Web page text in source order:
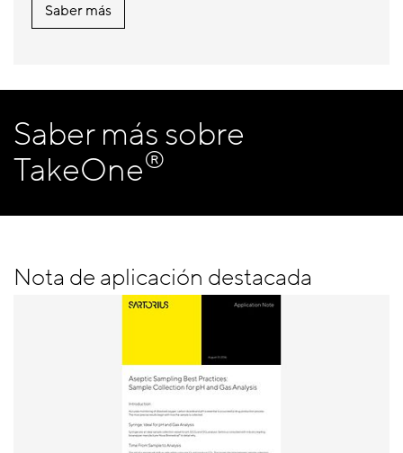
Saber más
Saber más sobre
TakeOne®
Nota de aplicación destacada